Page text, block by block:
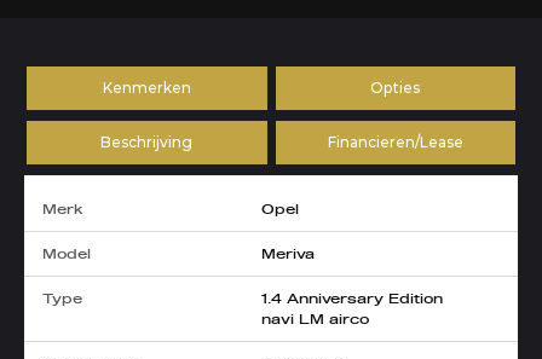
Kenmerken Opties
Beschrijving Financieren/Lease
Merk Opel
Model Meriva
Type
1.4 Anniversary Edition
navi LM airco